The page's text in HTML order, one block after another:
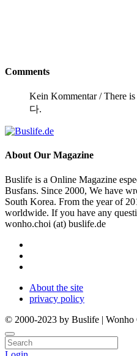
Comments
Kein Kommentar / There
다.
About Our Magazine
Buslife is a Online Magazine
Busfans. Since 2000, We have
South Korea. From the year of
worldwide. If you have any
wonho.choi (at) buslife.de
About the site
privacy policy
© 2000-2023 by Buslife | Wonho